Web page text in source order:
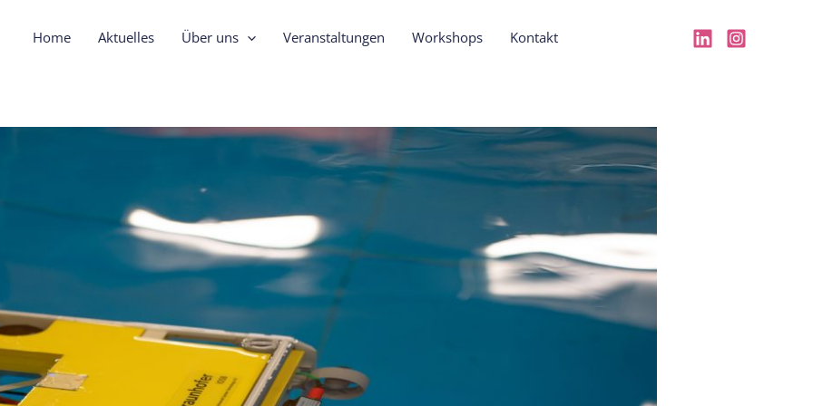
Home Aktuelles Über uns Veranstaltungen Workshops Kontakt